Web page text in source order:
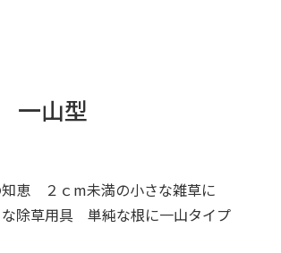
一山型
知恵 ２ｃm未満の小さな雑草に
除草用具 単純な根に一山タイプ